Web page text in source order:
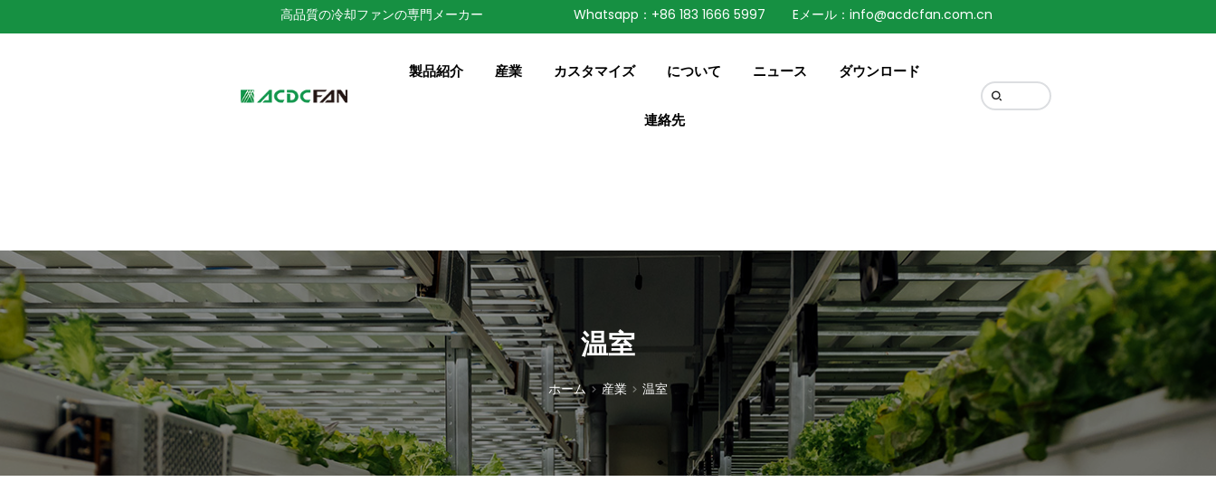
We've detected you might be speaking a different
English
高品質の冷却ファンの専門メーカー Whatsapp：+86 183 1666 5997 Eメール：info@acdcfan.com.cn
製品紹介 産業 カスタマイズ について ニュース ダウンロード
連絡先
温室
ホーム 産業 温室